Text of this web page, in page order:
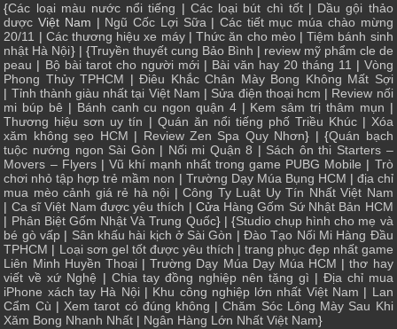
{Các loại màu nước nổi tiếng | Các loại bút chì tốt| Dầu gội thảo
dược Việt Nam | Ngũ Cốc Lợi Sữa| Các tiết mục múa chào mừng
20/11 | Các thương hiệu xe máy|Thức ăn cho mèo|Tiệm bánh sinh
nhật Hà Nội} | {Truyền thuyết cung Bảo Bình | review mỹ phẩm cle de
peau | Bộ bài tarot cho người mới| Bài văn hay 20 tháng 11 | Vòng
Phong Thủy TPHCM |Điêu Khắc Chân Mày Bong Không Mất Sợi
| Tỉnh thành giàu nhất tại Việt Nam | Sửa điện thoại hcm | Review nối
mi búp bê | Bánh canh cu ngon quận 4| Kem sâm trị thâm mụn |
Thương hiệu sơn uy tín | Quán ăn nổi tiếng phố Triều Khúc| Xóa
xăm không sẹo HCM | Review Zen Spa Quy Nhơn} | {Quán bạch
tuộc nướng ngon Sài Gòn | Nối mi Quận 8 | Sách ôn thi Starters –
Movers – Flyers| Vũ khí mạnh nhất trong game PUBG Mobile | Trò
chơi nhỏ tập hợp trẻ mầm non | Trường Dạy Múa Bụng HCM | địa chỉ
mua mèo cảnh giá rẻ hà nội |Công Ty Luật Uy Tín Nhất Việt Nam
| Ca sĩ Việt Nam được yêu thích | Cửa Hàng Gốm Sứ Nhật Bản HCM
| Phân Biệt Gốm Nhật Và Trung Quốc} | {Studio chụp hình cho mẹ và
bé gò vấp | Sân khấu hài kịch ở Sài Gòn |Đào Tạo Nối Mi Hàng Đầu
TPHCM | Loại sơn gel tốt được yêu thích | trang phục đẹp nhất game
Liên Minh Huyền Thoại|Trường Dạy Múa Dạy Múa HCM |thơ hay
viết về xứ Nghệ | Chia tay đồng nghiệp nên tặng gì | Địa chỉ mua
iPhone xách tay Hà Nội| Khu công nghiệp lớn nhất Việt Nam | Lan
Cẩm Cù |Xem tarot có đúng không |Chăm Sóc Lông Mày Sau Khi
Xăm Bong Nhanh Nhất | Ngân Hàng Lớn Nhất Việt Nam}